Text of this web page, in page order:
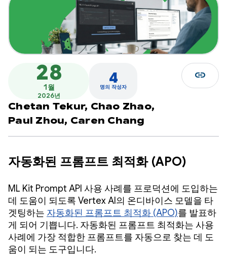
28
1월
2026년
4
명의 작성자
Chetan Tekur, Chao Zhao,
Paul Zhou, Caren Chang
link
자동화된 프롬프트 최적화 (APO)
ML Kit Prompt API 사용 사례를 프로덕션에 도입하는
데 도움이 되도록 Vertex AI의 온디바이스 모델을 타
겟팅하는 자동화된 프롬프트 최적화 (APO)를 발표하
게 되어 기쁩니다. 자동화된 프롬프트 최적화는 사용
사례에 가장 적합한 프롬프트를 자동으로 찾는 데 도
움이 되는 도구입니다.